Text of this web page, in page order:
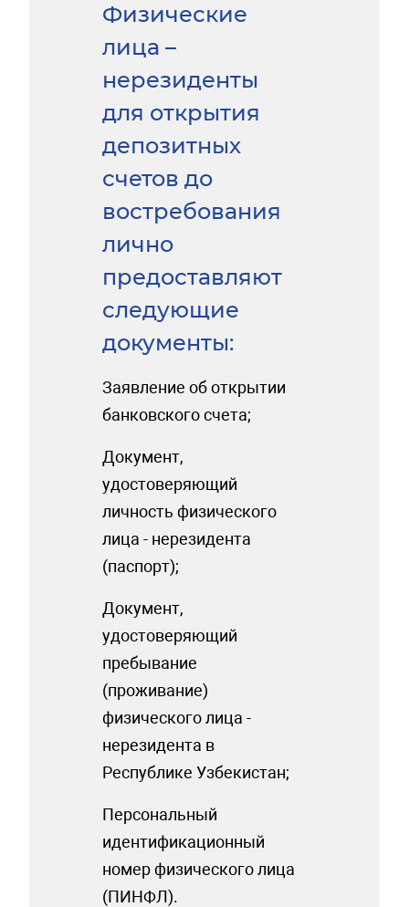
Физические
лица –
нерезиденты
для открытия
депозитных
счетов до
востребования
лично
предоставляют
следующие
документы:
Заявление об открытии
банковского счета;
Документ,
удостоверяющий
личность физического
лица - нерезидента
(паспорт);
Документ,
удостоверяющий
пребывание
(проживание)
физического лица -
нерезидента в
Республике Узбекистан;
Персональный
идентификационный
номер физического лица
(ПИНФЛ).